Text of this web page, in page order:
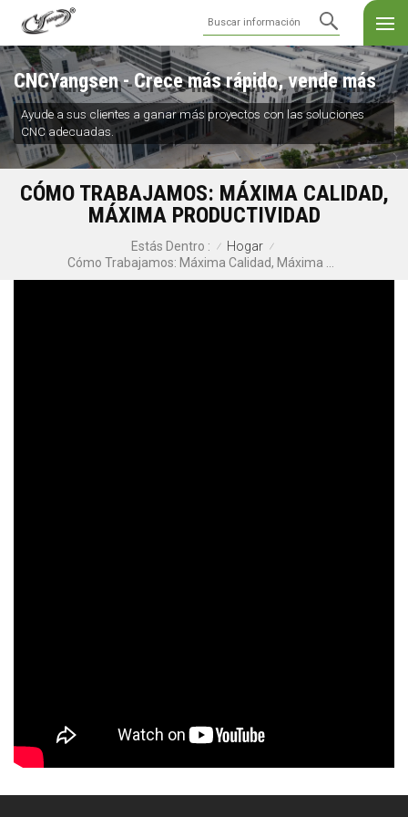
CNCYangsen - Crece más rápido, vende más
Ayude a sus clientes a ganar más proyectos con las soluciones
CNC adecuadas.
CÓMO TRABAJAMOS: MÁXIMA CALIDAD,
MÁXIMA PRODUCTIVIDAD
Estás Dentro : / Hogar /